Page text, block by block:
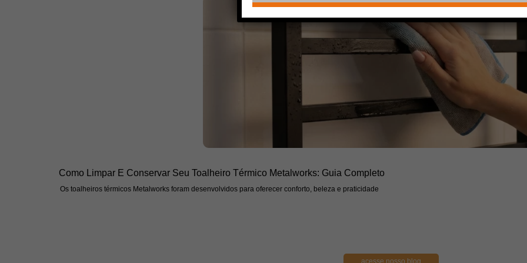
Como Limpar E Conservar Seu Toalheiro Térmico Metalworks: Guia Completo
Os toalheiros térmicos Metalworks foram desenvolvidos para oferecer conforto, beleza e praticidade